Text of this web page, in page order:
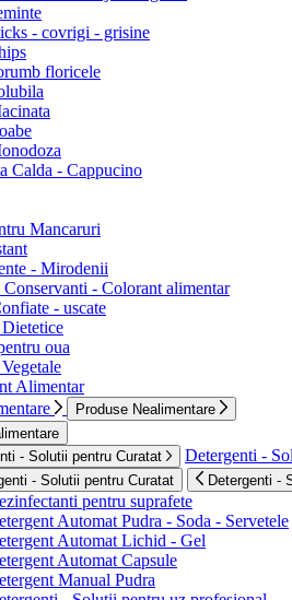
- covrigi - grisine
floricele
Calda - Cappucino
Mancaruri
- Mirodenii
- Colorant alimentar
- uscate
oua
Alimentar
Produse Nealimentare
- Solutii pentru Curatat
Detergenti -
- Solutii pentru Curatat Detergenti -
pentru suprafete
Automat Pudra - Soda - Servetele
Automat Lichid - Gel
Automat Capsule
Manual Pudra